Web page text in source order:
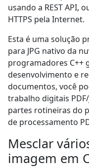
usando a REST API,
HTTPS pela Internet.
Esta é uma solução
para JPG nativo da
programadores C++
desenvolvimento e
documentos, você
trabalho digitais
partes rotineiras do
de processamento
Mesclar
imagem em